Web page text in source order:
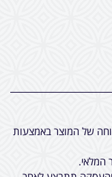
של המוצר באמצעות
המלאי.